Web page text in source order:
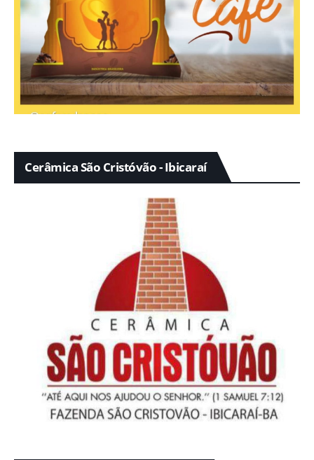
Cerâmica São Cristóvão - Ibicaraí